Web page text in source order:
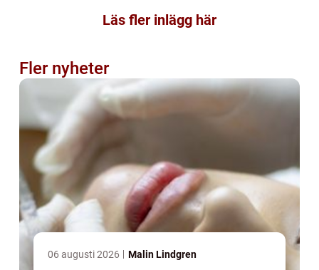
Läs fler inlägg här
Fler nyheter
06 augusti 2026 Malin Lindgren